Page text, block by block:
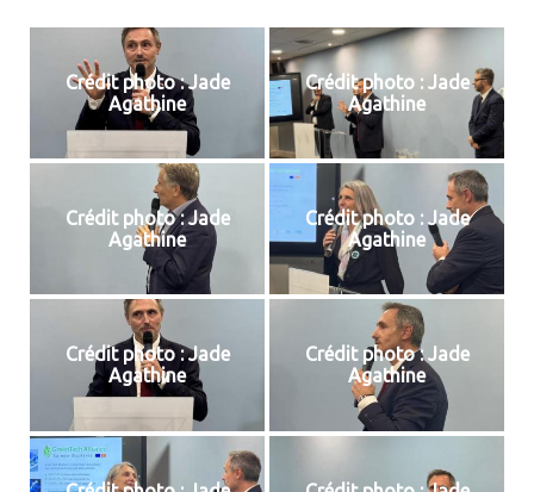
Crédit photo : Jade
Agathine
Crédit photo : Jade
Agathine
Crédit photo : Jade
Agathine
Crédit photo : Jade
Agathine
Crédit photo : Jade
Agathine
Crédit photo : Jade
Agathine